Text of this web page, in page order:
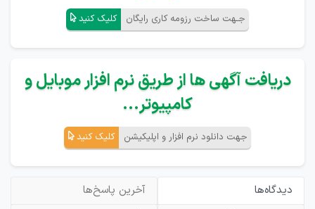
جـهت ساخت رزومه کاری رایگان کلیک کنید
دریافت آگهی ها از طریق نرم افزار موبایل و
کامپیوتر...
جهت دانلود نرم افزار و اپلیکیشن کلیک کنید
دیدگاه‌ها
آخرین پاسخ‌ها